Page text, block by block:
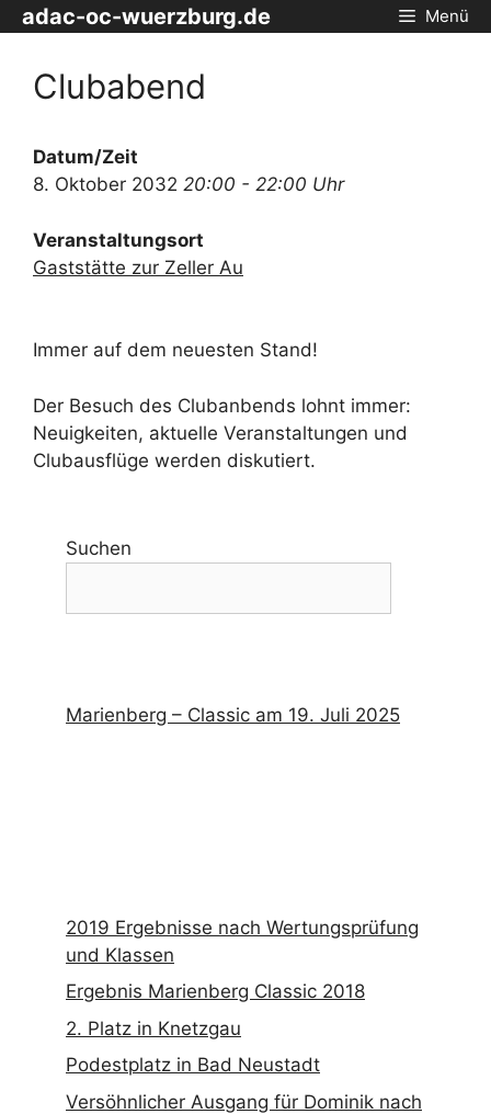
Zum
Inhalt
adac-oc-wuerzburg.de Menü
Clubabend
Datum/Zeit
8. Oktober 2032 20:00 - 22:00 Uhr
Veranstaltungsort
Gaststätte zur Zeller Au
Immer auf dem neuesten Stand!
Der Besuch des Clubanbends lohnt immer:
Neuigkeiten, aktuelle Veranstaltungen und
Clubausflüge werden diskutiert.
Suchen
Marienberg – Classic am 19. Juli 2025
2019 Ergebnisse nach Wertungsprüfung
und Klassen
Ergebnis Marienberg Classic 2018
2. Platz in Knetzgau
Podestplatz in Bad Neustadt
Versöhnlicher Ausgang für Dominik nach